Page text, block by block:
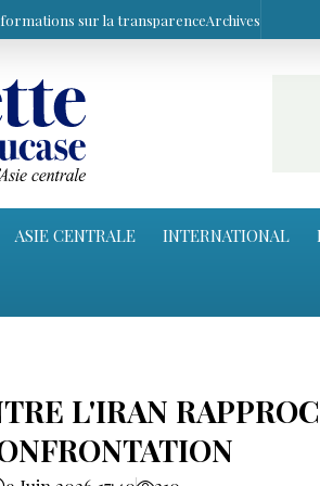
sur la transparenceArchives
ASIE CENTRALE INTERNATIONAL
L'IRAN